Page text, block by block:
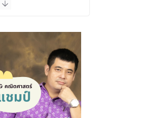
สูงที่นักสะสมต้องมี
พิธีพุทธาภิเษกจ่าการ
บุญ พิธีดี ณ อุโบสถวัด
นางพญา จังหวัด
พิษณุโลก
29 มิถุนายน 2026